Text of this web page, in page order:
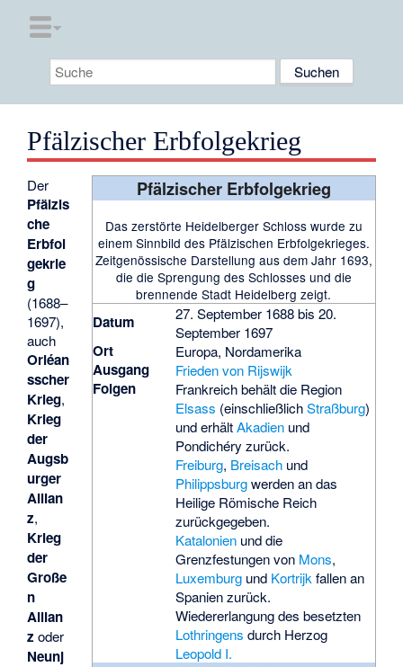
Pfälzischer Erbfolgekrieg
Pfälzischer Erbfolgekrieg
Das zerstörte Heidelberger Schloss wurde zu
einem Sinnbild des Pfälzischen Erbfolgekrieges.
Zeitgenössische Darstellung aus dem Jahr 1693,
die die Sprengung des Schlosses und die
brennende Stadt Heidelberg zeigt.
Datum
27. September 1688 bis 20.
September 1697
Ort Europa, Nordamerika
Ausgang Frieden von Rijswijk
Folgen
Frankreich behält die Region
Elsass (einschließlichStraßburg)
und erhältAkadienund
Pondichéry zurück.
Freiburg, Breisachund
Philippsburgwerden an das
Heilige Römische Reich
zurückgegeben.
Katalonienund die
Grenzfestungen von Mons,
Luxemburgund Kortrijkfallen an
Spanien zurück.
Wiedererlangung des besetzten
Lothringens durch Herzog
Leopold I.
Der
Pfälzis
che
Erbfol
gekrie
g
(1688–
1697),
auch
Orléan
sscher
Krieg,
Krieg
der
Augsb
urger
Allian
z,
Krieg
der
Große
n
Allian
z oder
Neunj